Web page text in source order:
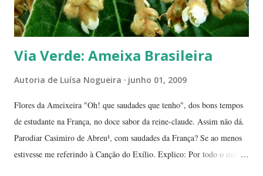
Via Verde: Ameixa Brasileira
Autoria de Luísa Nogueira junho 01, 2009
Flores da Ameixeira "Oh! que saudades que tenho", dos bons tempos
de estudante na França, no doce sabor da reine-claude. Assim não dá.
Parodiar Casimiro de Abreu¹, com saudades da França? Se ao menos
estivesse me referindo à Canção do Exílio. Explico: Por todo o mundo